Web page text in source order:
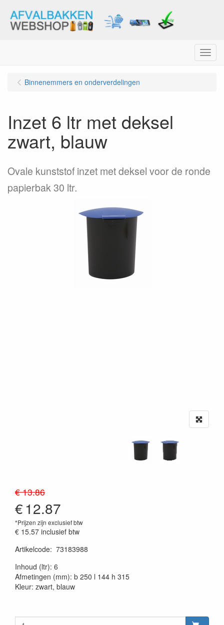
Menu
Binnenemmers en onderverdelingen
Inzet 6 ltr met deksel
zwart, blauw
Ovale kunststof inzet met deksel voor de ronde
papierbak 30 ltr.
€ 13.86
€12.87
*Prijzen zijn exclusief btw
€ 15.57 inclusief btw
Artikelcode: 73183988
Inhoud (ltr): 6
Afmetingen (mm): b 250 l 144 h 315
Kleur: zwart, blauw